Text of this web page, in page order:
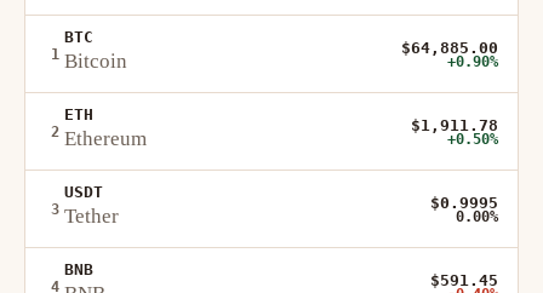
1
BTC
Bitcoin
$64,885.00
+0.90%
2
ETH
Ethereum
$1,911.78
+0.50%
3
USDT
Tether
$0.9995
0.00%
4
BNB
$591.45